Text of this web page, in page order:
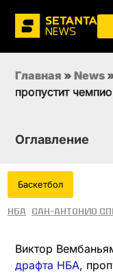
Главная » News
пропустит
Оглавление
Вембаньяма
мира
Баскетбол
НБА Сан-Антонио
Виктор
драфта НБА,